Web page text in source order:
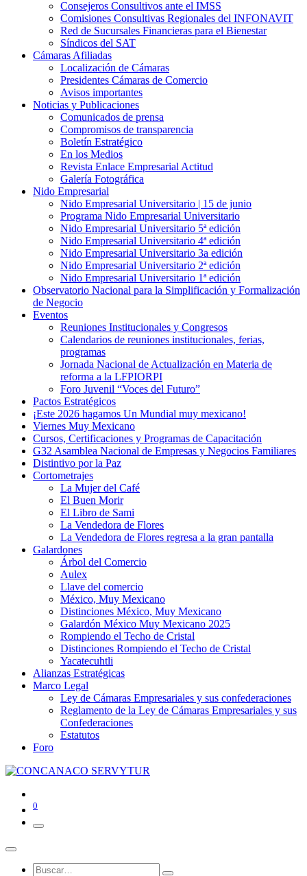
Consejeros Consultivos ante el IMSS
Comisiones Consultivas Regionales del INFONAVIT
Red de Sucursales Financieras para el Bienestar
Síndicos del SAT
Cámaras Afiliadas
Localización de Cámaras
Presidentes Cámaras de Comercio
Avisos importantes
Noticias y Publicaciones
Comunicados de prensa
Compromisos de transparencia
Boletín Estratégico
En los Medios
Revista Enlace Empresarial Actitud
Galería Fotográfica
Nido Empresarial
Nido Empresarial Universitario | 15 de junio
Programa Nido Empresarial Universitario
Nido Empresarial Universitario 5ª edición
Nido Empresarial Universitario 4ª edición
Nido Empresarial Universitario 3a edición
Nido Empresarial Universitario 2ª edición
Nido Empresarial Universitario 1ª edición
Observatorio Nacional para la Simplificación y Formalización
de Negocio
Eventos
Reuniones Institucionales y Congresos
Calendarios de reuniones institucionales, ferias,
programas
Jornada Nacional de Actualización en Materia de
reforma a la LFPIORPI
Foro Juvenil “Voces del Futuro”
Pactos Estratégicos
¡Este 2026 hagamos Un Mundial muy mexicano!
Viernes Muy Mexicano
Cursos, Certificaciones y Programas de Capacitación
G32 Asamblea Nacional de Empresas y Negocios Familiares
Distintivo por la Paz
Cortometrajes
La Mujer del Café
El Buen Morir
El Libro de Sami
La Vendedora de Flores
La Vendedora de Flores regresa a la gran pantalla
Galardones
Árbol del Comercio
Aulex
Llave del comercio
México, Muy Mexicano
Distinciones México, Muy Mexicano
Galardón México Muy Mexicano 2025
Rompiendo el Techo de Cristal
Distinciones Rompiendo el Techo de Cristal
Yacatecuhtli
Alianzas Estratégicas
Marco Legal
Ley de Cámaras Empresariales y sus confederaciones
Reglamento de la Ley de Cámaras Empresariales y sus
Confederaciones
Estatutos
Foro
0